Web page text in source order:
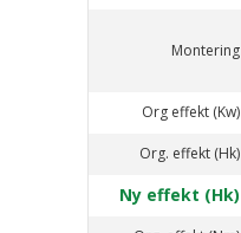
Montering
Org effekt (Kw)
Org. effekt (Hk)
Ny effekt (Hk)